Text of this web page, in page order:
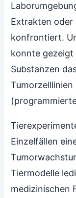
Extrakten oder
konfrontiert.
konnte gezeigt
Substanzen
Einzelfällen
Tiermodelle
medizinischen